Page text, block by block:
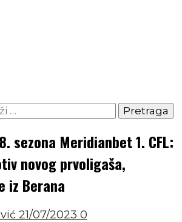
sezona Meridianbet 1. CFL:
novog prvoligaša,
iz Berana
21/07/2023 0